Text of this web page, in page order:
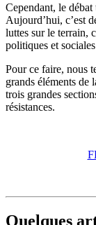
Cependant, le
Aujourd’hui, c’est
luttes sur le terrain,
politiques et
Pour ce faire, nous
grands éléments de
trois grandes
résistances.
Quelques